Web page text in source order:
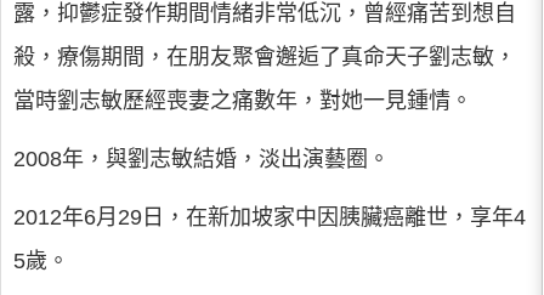
露，抑鬱症發作期間情緒非常低沉，曾經痛苦到想自
殺，療傷期間，在朋友聚會邂逅了真命天子劉志敏，
當時劉志敏歷經喪妻之痛數年，對她一見鍾情。
2008年，與劉志敏結婚，淡出演藝圈。
2012年6月29日，在新加坡家中因胰臟癌離世，享年4
5歲。